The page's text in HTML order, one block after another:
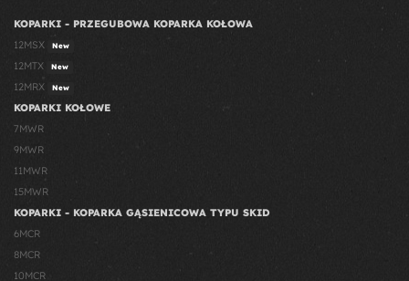
KOPARKI - PRZEGUBOWA KOPARKA KOŁOWA
12MSX
New
12MTX New
12MRX New
KOPARKI KOŁOWE
7MWR
9MWR
11MWR
15MWR
KOPARKI - KOPARKA GĄSIENICOWA TYPU SKID
6MCR
8MCR
10MCR